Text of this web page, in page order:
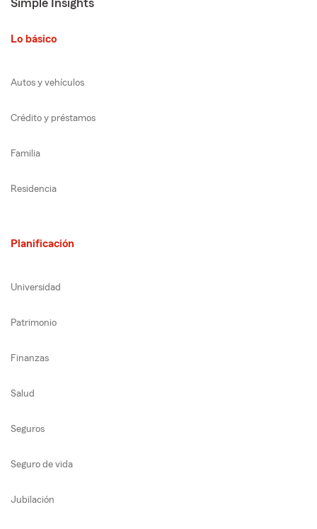
Simple Insights
Lo básico
Autos y vehículos
Crédito y préstamos
Familia
Residencia
Planificación
Universidad
Patrimonio
Finanzas
Salud
Seguros
Seguro de vida
Jubilación